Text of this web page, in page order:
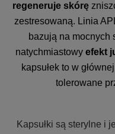
regeneruje skórę
zestresowaną. Linia
bazują na mocnych
natychmiastowy efekt
kapsułek to w
tolerowane
Kapsułki są sterylne i